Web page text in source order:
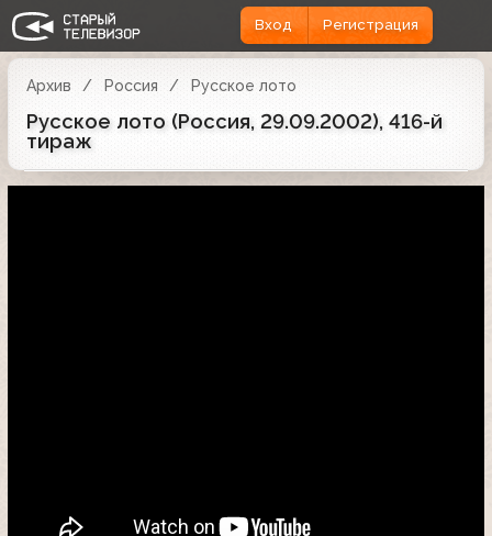
Вход Регистрация
Архив Россия Русское лото
Русское лото (Россия, 29.09.2002), 416-й
тираж